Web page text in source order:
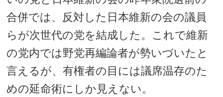
合併では、反対した日本維新の会の議員
らが次世代の党を結成した。これで維新
の党内では野党再編論者が勢いづいたと
言えるが、有権者の目には議席温存のた
めの延命術にしか見えない。